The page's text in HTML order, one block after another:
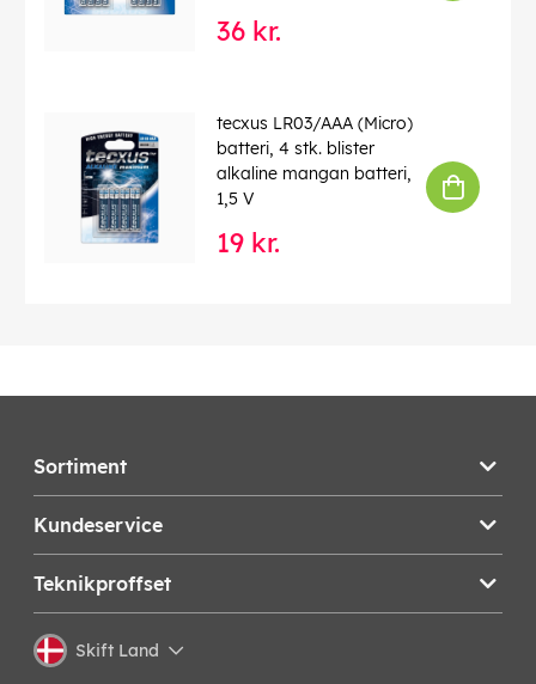
36 kr.
tecxus LR03/AAA (Micro)
batteri, 4 stk. blister
alkaline mangan batteri,
1,5 V
19 kr.
Sortiment
Kundeservice
Teknikproffset
Skift Land